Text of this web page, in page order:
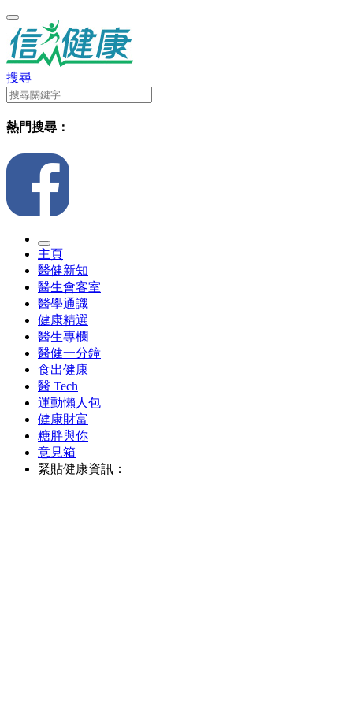
搜尋
熱門搜尋：
主頁
醫健新知
醫生會客室
醫學通識
健康精選
醫生專欄
醫健一分鐘
食出健康
醫 Tech
運動懶人包
健康財富
糖胖與你
意見箱
緊貼健康資訊：